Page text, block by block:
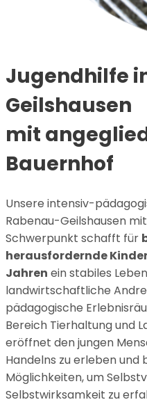
Jugendhilfe
Geilshausen
mit
Bauernhof
Unsere intensiv-
Rabenau-Geilshausen
Schwerpunkt schafft für
herausfordernde
Jahren ein stabiles
landwirtschaftliche
pädagogische
Bereich Tierhaltung und
eröffnet den jungen
Handelns zu erleben
Möglichkeiten, um
Selbstwirksamkeit zu